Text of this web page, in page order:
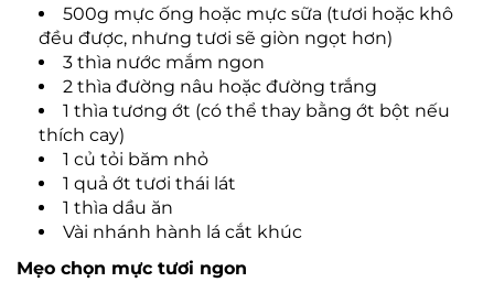
500g mực ống hoặc mực sữa (tươi hoặc khô
đều được, nhưng tươi sẽ giòn ngọt hơn)
3 thìa nước mắm ngon
2 thìa đường nâu hoặc đường trắng
1 thìa tương ớt (có thể thay bằng ớt bột nếu
thích cay)
1 củ tỏi băm nhỏ
1 quả ớt tươi thái lát
1 thìa dầu ăn
Vài nhánh hành lá cắt khúc
Mẹo chọn mực tươi ngon